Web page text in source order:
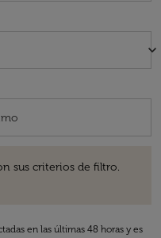
keyboard_arrow_down
sus criterios de filtro.
en las últimas 48 horas y es